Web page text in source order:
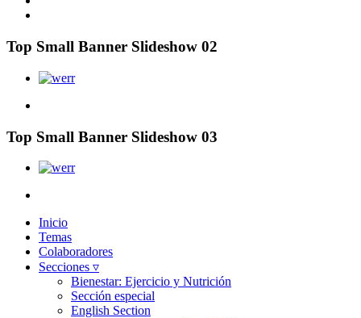
Top Small Banner Slideshow 02
Top Small Banner Slideshow 03
Inicio
Temas
Colaboradores
Secciones ▿
Bienestar: Ejercicio y Nutrición
Sección especial
English Section